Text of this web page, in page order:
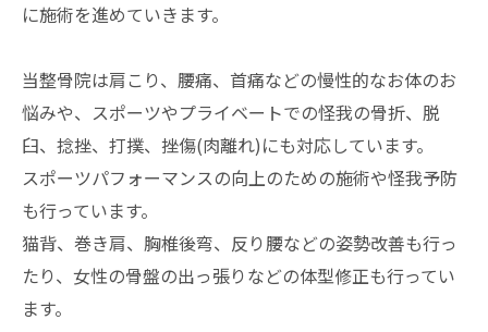
に施術を進めていきます。
当整骨院は肩こり、腰痛、首痛などの慢性的なお体のお
悩みや、スポーツやプライベートでの怪我の骨折、脱
臼、捻挫、打撲、挫傷(肉離れ)にも対応しています。
スポーツパフォーマンスの向上のための施術や怪我予防
も行っています。
猫背、巻き肩、胸椎後弯、反り腰などの姿勢改善も行っ
たり、女性の骨盤の出っ張りなどの体型修正も行ってい
ます。